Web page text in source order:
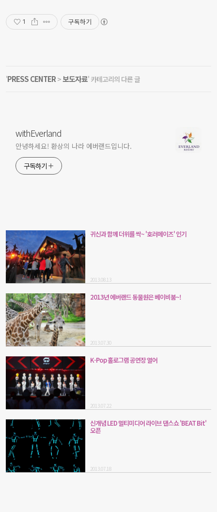
1 구독하기
'PRESS CENTER >보도자료' 카테고리의 다른 글
withEverland
안녕하세요! 환상의 나라 에버랜드입니다.
구독하기
귀신과 함께 더위를 싹~ '호러메이즈' 인기
2013.08.13
2013년 에버랜드 동물원은 베이비붐~!
2013.07.30
K-Pop 홀로그램 공연장 열어
2013.07.22
신개념 LED 멀티미디어 라이브 댄스쇼 'BEAT Bit'
오픈
2013.07.18